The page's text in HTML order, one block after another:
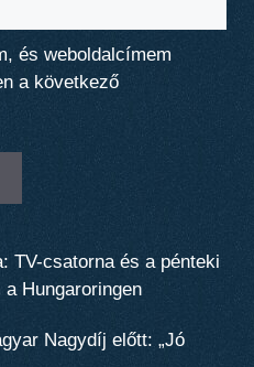
és weboldalcímem
a következő
TV-csatorna és a pénteki
Hungaroringen
Nagydíj előtt: „Jó